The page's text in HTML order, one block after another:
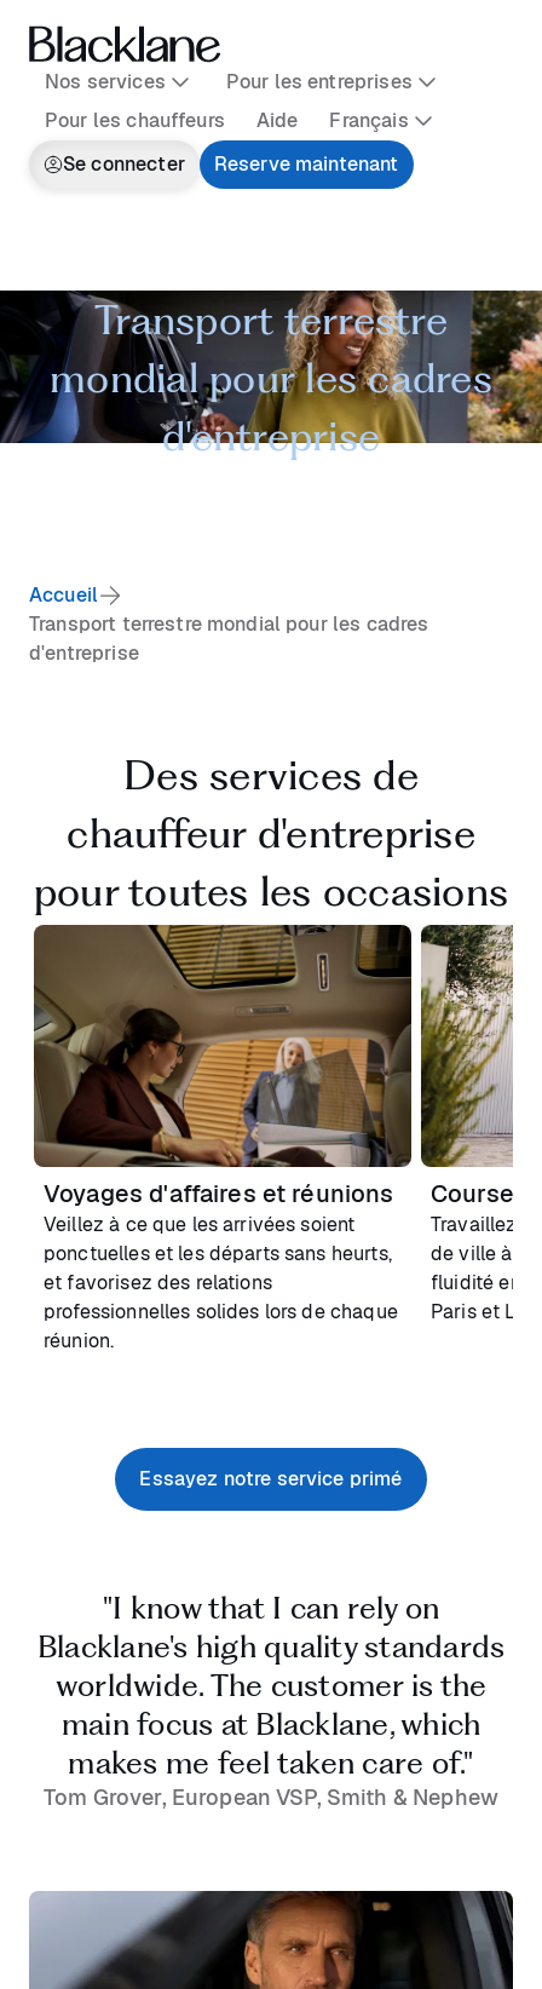
Nos services
Pour les entreprises
Pour les chauffeurs
Aide
Français
Se connecter
Reserve maintenant
Transport terrestre
mondial pour les cadres
d'entreprise
Accueil
Transport terrestre mondial pour les cadres
d'entreprise
Des services de
chauffeur d'entreprise
pour toutes les occasions
Voyages d'affaires et réunions
Veillez à ce que les arrivées soient
ponctuelles et les départs sans heurts,
et favorisez des relations
professionnelles solides lors de chaque
réunion.
Courses
Travaillez
de ville à
fluidité
Paris et
Essayez notre service primé
"I know that I can rely on
Blacklane's high quality standards
worldwide. The customer is the
main focus at Blacklane, which
makes me feel taken care of."
Tom Grover, European VSP, Smith & Nephew